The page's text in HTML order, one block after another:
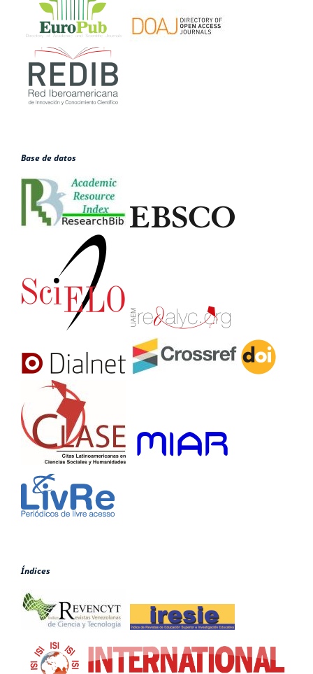
Base de datos
Índices